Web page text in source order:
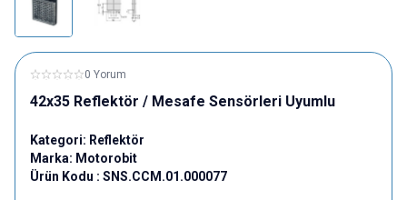
0 Yorum
42x35 Reflektör / Mesafe Sensörleri Uyumlu
Kategori: Reflektör
Marka: Motorobit
Ürün Kodu : SNS.CCM.01.000077